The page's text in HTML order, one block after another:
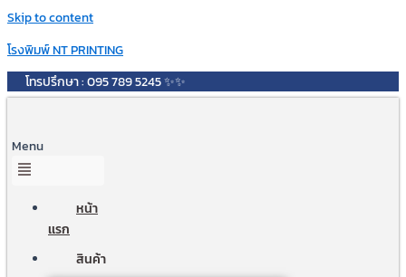
Skip to content
โรงพิมพ์ NT PRINTING
โทรปรึกษา : 095 789 5245 ✨✨
Menu
หน้า
เเรก
สินค้า